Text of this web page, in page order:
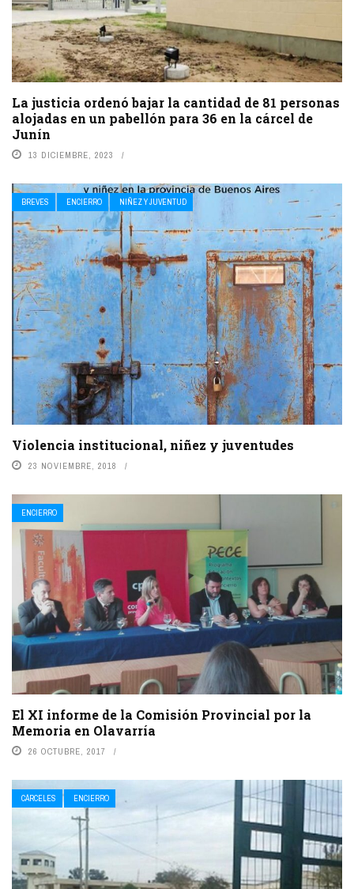
La justicia ordenó bajar la cantidad de 81 personas
alojadas en un pabellón para 36 en la cárcel de
Junín
13 DICIEMBRE, 2023
BREVES ENCIERRO NIÑEZ Y JUVENTUD
Violencia institucional, niñez y juventudes
23 NOVIEMBRE, 2018
ENCIERRO
El XI informe de la Comisión Provincial por la
Memoria en Olavarría
26 OCTUBRE, 2017
CÁRCELES ENCIERRO